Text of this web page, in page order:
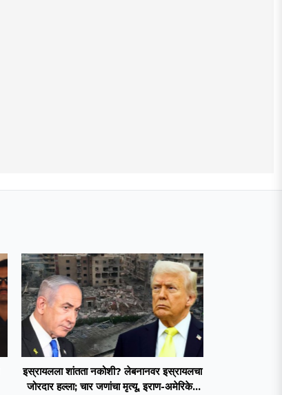
इस्रायलला शांतता नकोशी? लेबनानवर इस्रायलचा
जोरदार हल्ला; चार जणांचा मृत्यू, इराण-अमेरिकेत